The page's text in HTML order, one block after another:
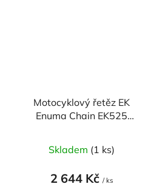
Motocyklový řetěz EK
Enuma Chain EK525
Skladem (1 ks)
2 644 Kč / ks